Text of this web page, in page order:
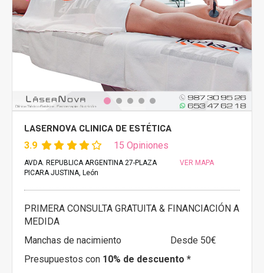
LASERNOVA CLINICA DE ESTÉTICA
3.9 15 Opiniones
AVDA. REPUBLICA ARGENTINA 27-PLAZA
PICARA JUSTINA, León
VER MAPA
PRIMERA CONSULTA GRATUITA & FINANCIACIÓN A
MEDIDA
Manchas de nacimiento
Desde 50€
Presupuestos con 10% de descuento *